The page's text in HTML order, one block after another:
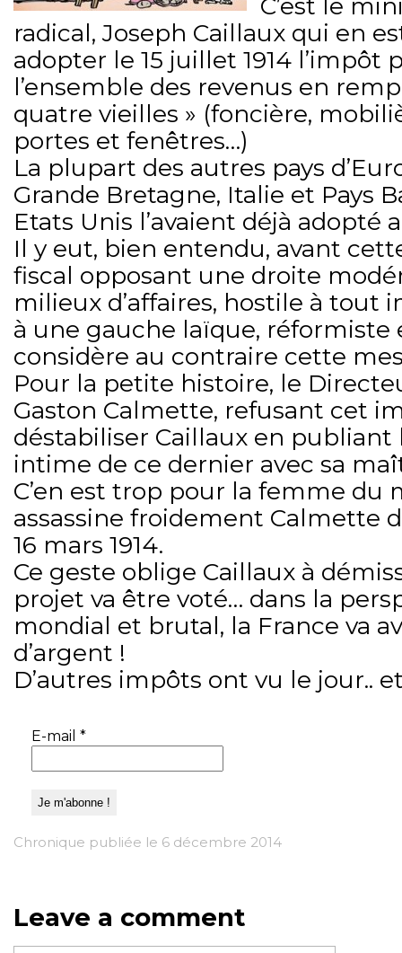
C’est le
radical, Joseph Caillaux qui en
adopter le 15 juillet 1914 l’impôt
l’ensemble des revenus en
quatre vieilles » (foncière,
portes et fenêtres…)
La plupart des autres pays
Grande Bretagne, Italie et Pays
Etats Unis l’avaient déjà adopté
Il y eut, bien entendu, avant
fiscal opposant une droite
milieux d’affaires, hostile à tout
à une gauche laïque, réformiste
considère au contraire cette
Pour la petite histoire, le
Gaston Calmette, refusant cet
déstabiliser Caillaux en publiant
intime de ce dernier avec sa
C’en est trop pour la femme du
assassine froidement Calmette
16 mars 1914.
Ce geste oblige Caillaux à
projet va être voté… dans la
mondial et brutal, la France va
d’argent !
D’autres impôts ont vu le jour..
E-mail *
Chronique publiée le 6 décembre 2014
Leave a comment